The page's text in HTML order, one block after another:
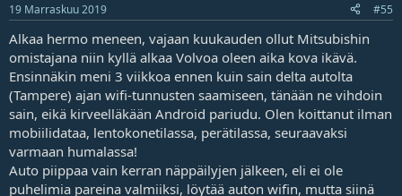
19 Marraskuu 2019 #55
Alkaa hermo meneen, vajaan kuukauden ollut Mitsubishin
omistajana niin kyllä alkaa Volvoa oleen aika kova ikävä.
Ensinnäkin meni 3 viikkoa ennen kuin sain delta autolta
(Tampere) ajan wifi-tunnusten saamiseen, tänään ne vihdoin
sain, eikä kirveelläkään Android pariudu. Olen koittanut ilman
mobiilidataa, lentokonetilassa, perätilassa, seuraavaksi
varmaan humalassa!
Auto piippaa vain kerran näppäilyjen jälkeen, eli ei ole
puhelimia pareina valmiiksi, löytää auton wifin, mutta siinä